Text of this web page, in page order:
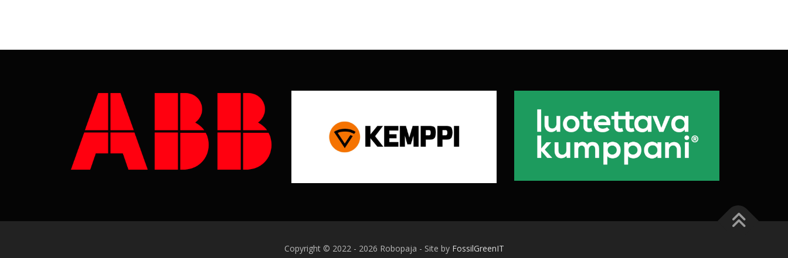
Copyright © 2022 - 2026 Robopaja - Site by FossilGreenIT